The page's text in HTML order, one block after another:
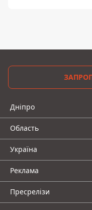
Дніпро
Область
Україна
Реклама
Пресрелізи